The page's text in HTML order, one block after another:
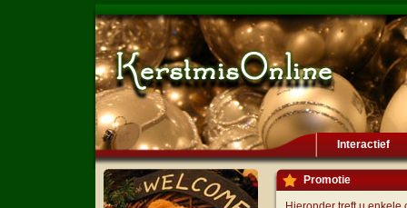
Interactief
Promotie